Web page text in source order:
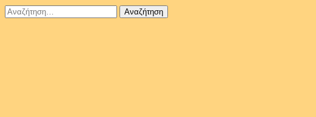
Αναζήτηση
για: